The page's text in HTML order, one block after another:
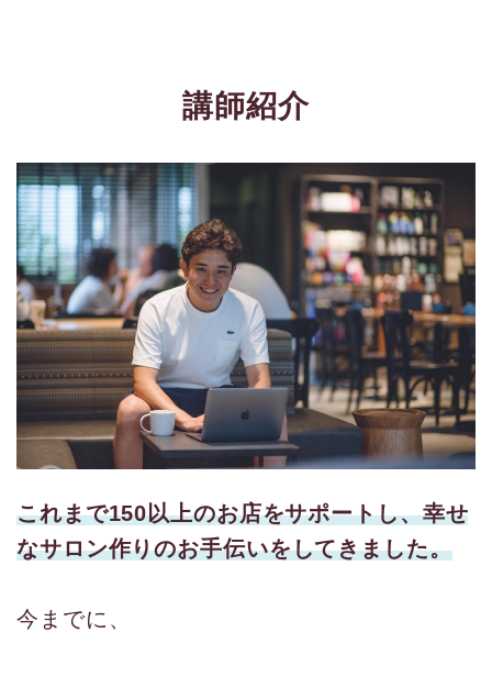
講師紹介
これまで150以上のお店をサポートし、幸せ
なサロン作りのお手伝いをしてきました。
今までに、